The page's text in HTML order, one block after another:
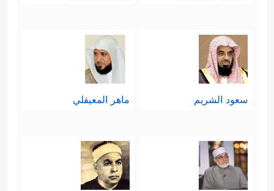
سعود الشريم ماهر المعيقلي